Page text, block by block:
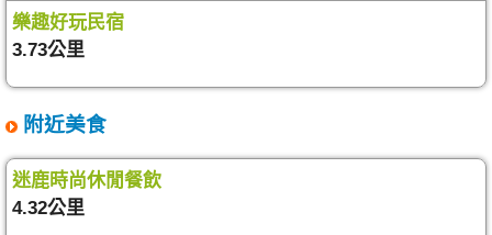
樂趣好玩民宿
3.73公里
附近美食
迷鹿時尚休閒餐飲
4.32公里